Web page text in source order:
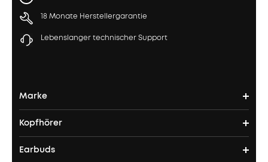
18 Monate Herstellergarantie
Lebenslanger technischer Support
Marke
soundcores Geschichte
Wo finde ich soundcore?
Kopfhörer
Bluetooth Kopfhörer
Earbuds